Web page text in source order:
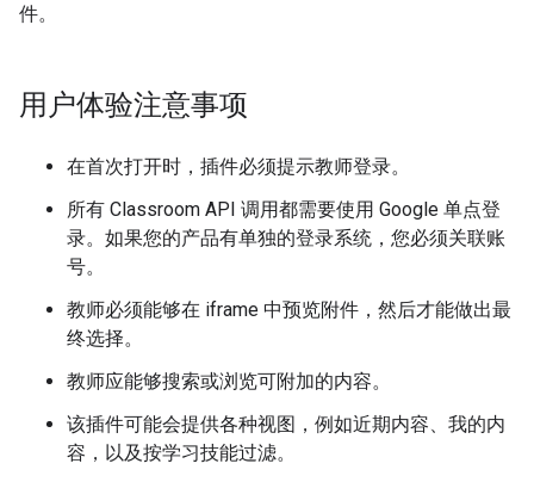
件。
用户体验注意事项
在首次打开时，插件必须提示教师登录。
所有 Classroom API 调用都需要使用 Google 单点登
录。如果您的产品有单独的登录系统，您必须关联账
号。
教师必须能够在 iframe 中预览附件，然后才能做出最
终选择。
教师应能够搜索或浏览可附加的内容。
该插件可能会提供各种视图，例如近期内容、我的内
容，以及按学习技能过滤。